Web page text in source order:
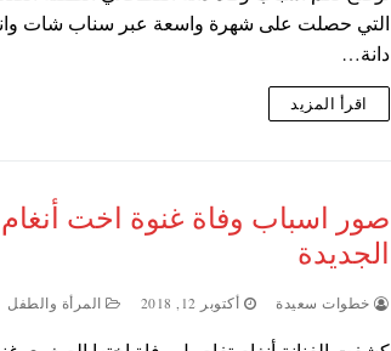
التي حصلت على شهرة واسعة عبر سناب شات
دانة…
اقرأ المزيد
صور اسباب وفاة غنوة اخت
الجديدة
خطوات سعيدة أكتوبر 12, 2018 المرأة والطفل